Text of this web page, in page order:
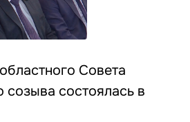
Совета
созыва состоялась в